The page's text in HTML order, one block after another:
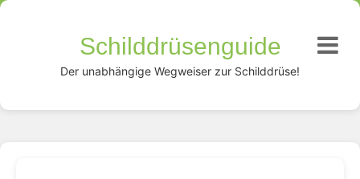
Schilddrüsenguide
Der unabhängige Wegweiser zur Schilddrüse!